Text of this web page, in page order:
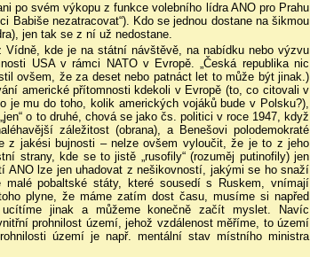
po svém výkopu z funkce volebního lídra ANO pro Prahu
Babiše nezatracovat“). Kdo se jednou dostane na šikmou
jen tak se z ní už nedostane.
Vídně, kde je na státní návštěvě, na nabídku nebo výzvu
USA v rámci NATO v Evropě. „Česká republika nic
ovšem, že za deset nebo patnáct let to může být jinak.)
americké přítomnosti kdekoli v Evropě (to, co citovali v
mu do toho, kolik amerických vojáků bude v Polsku?),
o to druhé, chová se jako čs. politici v roce 1947, když
záležitost (obrana), a Benešovi polodemokraté
z jakési bujnosti – nelze ovšem vyloučit, že je to z jeho
strany, kde se to jistě „rusofily“ (rozuměj putinofily) jen
ANO lze jen uhadovat z nešikovností, jakými se ho snaží
pobaltské státy, které sousedí s Ruskem, vnímají
plyne, že máme zatím dost času, musíme si napřed
jinak a můžeme konečně začít myslet. Navíc
prohnilost území, jehož vzdálenost měříme, to území
území je např. mentální stav místního ministra